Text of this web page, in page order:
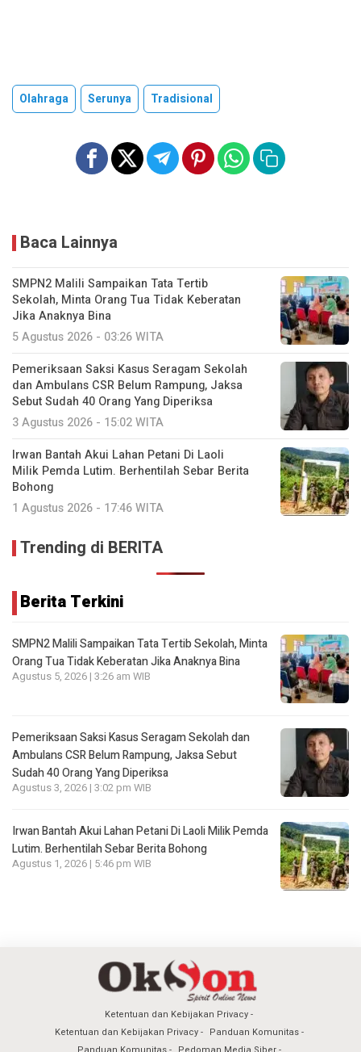
Olahraga Serunya Tradisional
Baca Lainnya
SMPN2 Malili Sampaikan Tata Tertib
Sekolah, Minta Orang Tua Tidak Keberatan
Jika Anaknya Bina
5 Agustus 2026 - 03:26 WITA
Pemeriksaan Saksi Kasus Seragam Sekolah
dan Ambulans CSR Belum Rampung, Jaksa
Sebut Sudah 40 Orang Yang Diperiksa
3 Agustus 2026 - 15:02 WITA
Irwan Bantah Akui Lahan Petani Di Laoli
Milik Pemda Lutim. Berhentilah Sebar Berita
Bohong
1 Agustus 2026 - 17:46 WITA
Trending di BERITA
Berita Terkini
SMPN2 Malili Sampaikan Tata Tertib Sekolah, Minta
Orang Tua Tidak Keberatan Jika Anaknya Bina
Agustus 5, 2026 | 3:26 am WIB
Pemeriksaan Saksi Kasus Seragam Sekolah dan
Ambulans CSR Belum Rampung, Jaksa Sebut
Sudah 40 Orang Yang Diperiksa
Agustus 3, 2026 | 3:02 pm WIB
Irwan Bantah Akui Lahan Petani Di Laoli Milik Pemda
Lutim. Berhentilah Sebar Berita Bohong
Agustus 1, 2026 | 5:46 pm WIB
Ketentuan dan Kebijakan Privacy
Ketentuan dan Kebijakan Privacy
Panduan Komunitas